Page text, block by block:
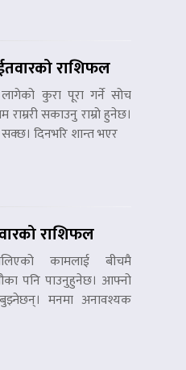
राशिफल
कुरा पूरा गर्ने सोच
सकाउनु राम्रो हुनेछ।
दिनभरि शान्त भएर
राशिफल
कामलाई बीचमै
पनि पाउनुहुनेछ। आफ्नो
मनमा अनावश्यक